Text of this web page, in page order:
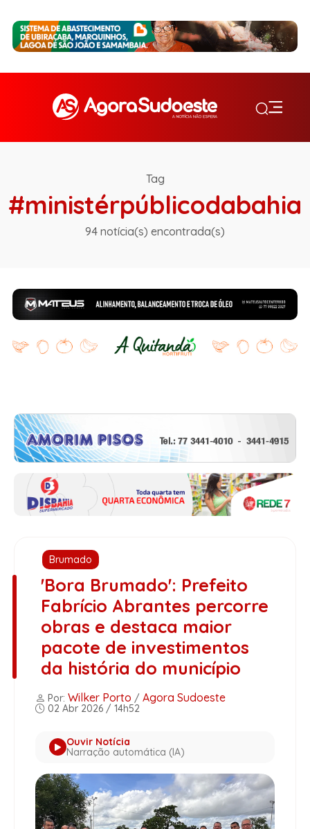
Tag
#ministérpúblicodabahia
94 notícia(s) encontrada(s)
Brumado
'Bora Brumado': Prefeito
Fabrício Abrantes percorre
obras e destaca maior
pacote de investimentos
da história do município
Por: Wilker Porto / Agora Sudoeste
02 Abr 2026 / 14h52
Ouvir Notícia
Narração automática (IA)